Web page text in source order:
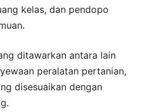
kelas, dan pendopo
ditawarkan antara lain
peralatan pertanian,
disesuaikan dengan